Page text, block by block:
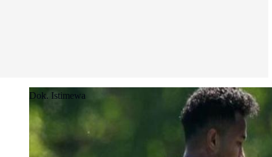
Dok. Istimewa